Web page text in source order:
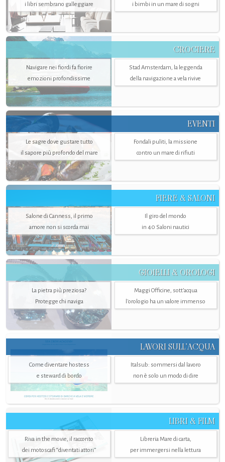
i libri sembrano galleggiare
i bimbi in un mare di sogni
CROCIERE
Navigare nei fiordi fa fiorire
emozioni profondissime
Stad Amsterdam, la leggenda
della navigazione a vela rivive
EVENTI
Le sagre dove gustare tutto
il sapore più profondo del mare
Fondali puliti, la missione
contro un mare di rifiuti
FIERE & SALONI
Salone di Canness, il primo
amore non si scorda mai
Il giro del mondo
in 40 Saloni nautici
GIOIELLI & OROLOGI
La pietra più preziosa?
Protegge chi naviga
Maggi Officine, sott’acqua
l'orologio ha un valore immenso
LAVORI SULL’ACQUA
Come diventare hostess
e steward di bordo
Italsub: sommersi dal lavoro
non è solo un modo di dire
LIBRI & FILM
Riva in the movie, il racconto
dei motoscafi “diventati attori”
Libreria Mare di carta,
per immergersi nella lettura